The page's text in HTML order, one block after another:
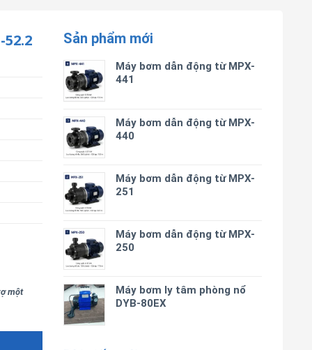
Sản phẩm mới
Máy bơm dẫn động từ MPX-
441
Máy bơm dẫn động từ MPX-
440
Máy bơm dẫn động từ MPX-
251
Máy bơm dẫn động từ MPX-
250
Máy bơm ly tâm phòng nổ
DYB-80EX
một